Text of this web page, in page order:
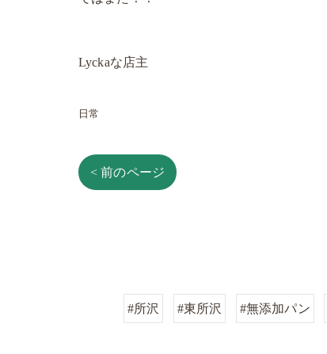
Lyckaな店主
日常
< 前のページ
#所沢 #東所沢 #無添加パン